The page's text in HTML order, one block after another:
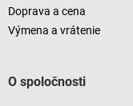
Doprava a cena
Výmena a vrátenie
O spoločnosti